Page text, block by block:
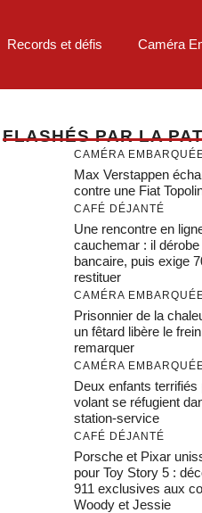
Records et défis Caméra
FLASHÉS PAR LA
CAMÉRA
Max Verstappen
contre une Fiat
CAFÉ DÉJANTÉ
Une rencontre en
cauchemar : il
bancaire, puis exige
restituer
CAMÉRA
Prisonnier de la
un fêtard libère le
remarquer
CAMÉRA
Deux enfants
volant se réfugient
station-service
CAFÉ DÉJANTÉ
Porsche et Pixar
pour Toy Story 5 :
911 exclusives aux
Woody et Jessie